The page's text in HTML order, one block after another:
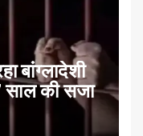
बांग्लादेशी
साल की सजा